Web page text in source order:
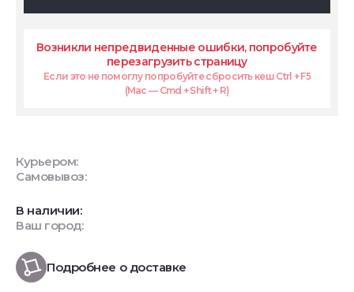
Возникли непредвиденные ошибки, попробуйте
перезагрузить страницу
Если это не помоглу попробуйте сбросить кеш Ctrl + F5
(Mac — Cmd + Shift + R)
Курьером:
Самовывоз:
В наличии:
Ваш город:
Подробнее о доставке